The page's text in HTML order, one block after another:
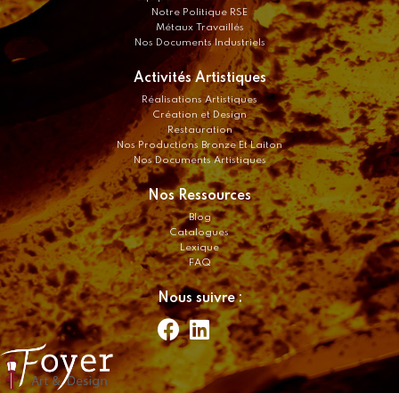
Notre Politique RSE
Métaux Travaillés
Nos Documents Industriels
Activités Artistiques
Réalisations Artistiques
Création et Design
Restauration
Nos Productions Bronze Et Laiton
Nos Documents Artistiques
Nos Ressources
Blog
Catalogues
Lexique
FAQ
Nous suivre :